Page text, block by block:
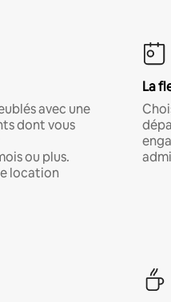
avec une
dont vous
ou plus.
location
La